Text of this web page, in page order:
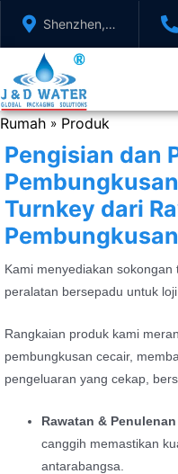
kandungan
Shenzhen,
GuangDong,
China
Rumah » Produk
Pengisian dan
Turnkey dari
Kami menyediakan
peralatan bersepadu untuk
Rangkaian produk kami
pembungkusan cecair,
pengeluaran yang cekap,
Rawatan &
canggih memastikan
antarabangsa.